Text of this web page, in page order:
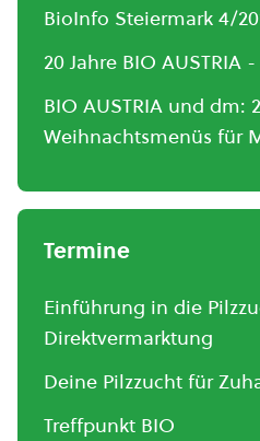
BioInfo Steiermark 4/
20 Jahre BIO
BIO AUSTRIA und dm:
Weihnachtsmenüs für
Termine
Einführung in die
Direktvermarktung
Deine Pilzzucht für
Treffpunkt BIO